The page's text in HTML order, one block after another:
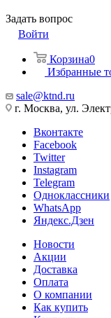
Задать вопрос
Войти
Корзина0
Избранные
sale@ktnd.ru
г. Москва, ул.
Вконтакте
Facebook
Twitter
Instagram
Telegram
Одноклассники
WhatsApp
Яндекс.Дзен
Новости
Акции
Доставка
Оплата
О компании
Как купить